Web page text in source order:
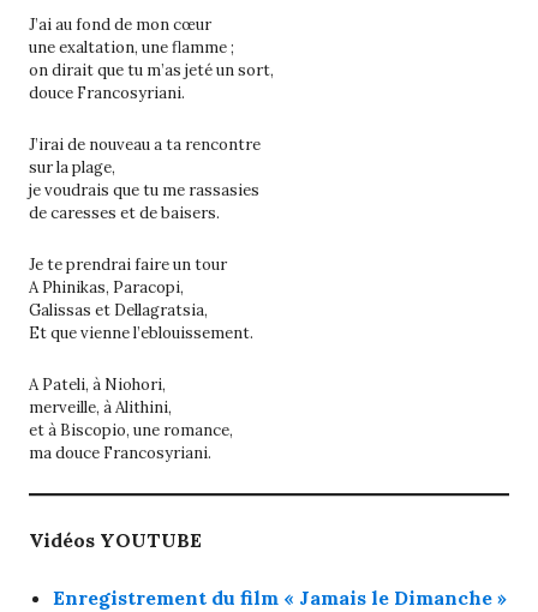
J’ai au fond de mon cœur
une exaltation, une flamme ;
on dirait que tu m’as jeté un sort,
douce Francosyriani.
J’irai de nouveau a ta rencontre
sur la plage,
je voudrais que tu me rassasies
de caresses et de baisers.
Je te prendrai faire un tour
A Phinikas, Paracopi,
Galissas et Dellagratsia,
Et que vienne l’eblouissement.
A Pateli, à Niohori,
merveille, à Alithini,
et à Biscopio, une romance,
ma douce Francosyriani.
Vidéos YOUTUBE
Enregistrement du film « Jamais le Dimanche »